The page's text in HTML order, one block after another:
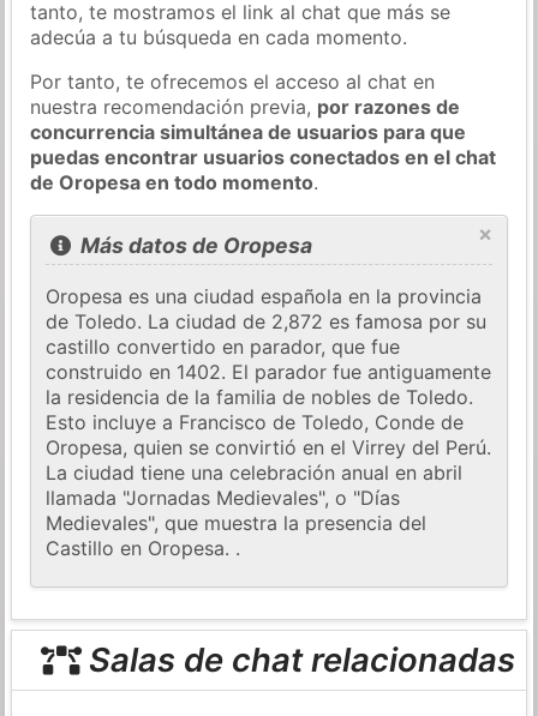
tanto, te mostramos el link al chat que más se
adecúa a tu búsqueda en cada momento.
Por tanto, te ofrecemos el acceso al chat en
nuestra recomendación previa, por razones de
concurrencia simultánea de usuarios para que
puedas encontrar usuarios conectados en el chat
de Oropesa en todo momento.
×
Más datos de Oropesa
Oropesa es una ciudad española en la provincia
de Toledo. La ciudad de 2,872 es famosa por su
castillo convertido en parador, que fue
construido en 1402. El parador fue antiguamente
la residencia de la familia de nobles de Toledo.
Esto incluye a Francisco de Toledo, Conde de
Oropesa, quien se convirtió en el Virrey del Perú.
La ciudad tiene una celebración anual en abril
llamada "Jornadas Medievales", o "Días
Medievales", que muestra la presencia del
Castillo en Oropesa. .
Salas de chat relacionadas